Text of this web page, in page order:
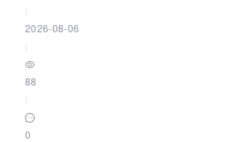
2026-08-06
88
0